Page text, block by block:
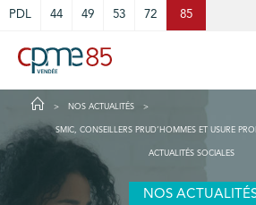
PDL 44 49 53 72 85
NOS ACTUALITÉS
SMIC, CONSEILLERS PRUD’HOMMES ET USURE
ACTUALITÉS SOCIALES
NOS
Cookies management panel